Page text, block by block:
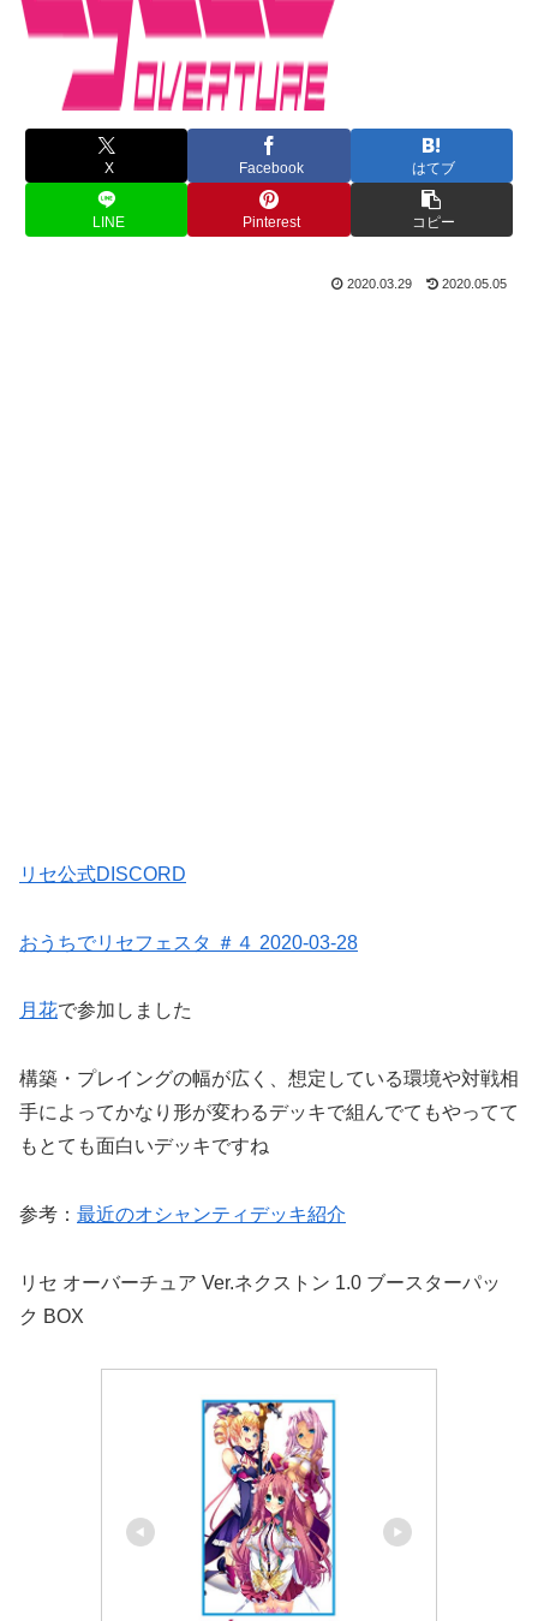
X Facebook はてブ
LINE Pinterest コピー
2020.03.29 2020.05.05
リセ公式DISCORD
おうちでリセフェスタ ＃４ 2020-03-28
月花で参加しました
構築・プレイングの幅が広く、想定している環境や対戦相
手によってかなり形が変わるデッキで組んでてもやってて
もとても面白いデッキですね
参考： 最近のオシャンティデッキ紹介
リセ オーバーチュア Ver.ネクストン 1.0 ブースターパッ
ク BOX